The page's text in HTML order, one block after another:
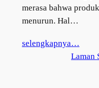
merasa bahwa
menurun. Hal…
selengkapnya…
Laman